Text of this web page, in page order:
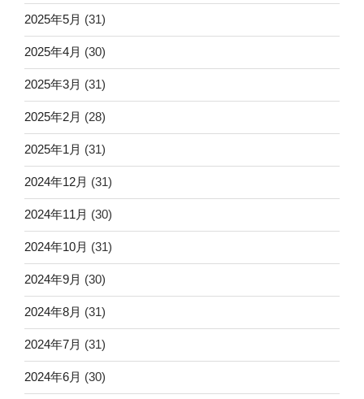
2025年5月 (31)
2025年4月 (30)
2025年3月 (31)
2025年2月 (28)
2025年1月 (31)
2024年12月 (31)
2024年11月 (30)
2024年10月 (31)
2024年9月 (30)
2024年8月 (31)
2024年7月 (31)
2024年6月 (30)